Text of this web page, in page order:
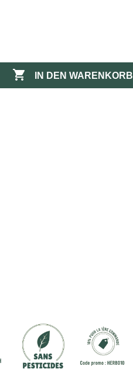
 IN DEN WARENKORB